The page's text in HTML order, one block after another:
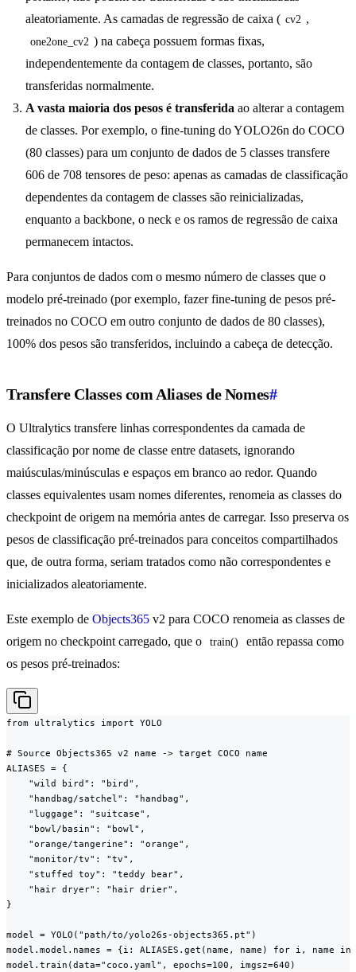
aleatoriamente. As camadas de regressão de caixa ( cv2 ,
one2one_cv2 ) na cabeça possuem formas fixas,
independentemente da contagem de classes, portanto, são
transferidas normalmente.
A vasta maioria dos pesos é transferida ao alterar a contagem
de classes. Por exemplo, o fine-tuning do YOLO26n do COCO
(80 classes) para um conjunto de dados de 5 classes transfere
606 de 708 tensores de peso: apenas as camadas de classificação
dependentes da contagem de classes são reinicializadas,
enquanto a backbone, o neck e os ramos de regressão de caixa
permanecem intactos.
Para conjuntos de dados com o mesmo número de classes que o
modelo pré-treinado (por exemplo, fazer fine-tuning de pesos pré-
treinados no COCO em outro conjunto de dados de 80 classes),
100% dos pesos são transferidos, incluindo a cabeça de detecção.
Transfere Classes com Aliases de Nomes#
O Ultralytics transfere linhas correspondentes da camada de
classificação por nome de classe entre datasets, ignorando
maiúsculas/minúsculas e espaços em branco ao redor. Quando
classes equivalentes usam nomes diferentes, renomeia as classes do
checkpoint de origem na memória antes de carregar. Isso preserva os
pesos de classificação pré-treinados para conceitos compartilhados
que, de outra forma, seriam tratados como não correspondentes e
inicializados aleatoriamente.
Este exemplo de Objects365 v2 para COCO renomeia as classes de
origem no checkpoint carregado, que o
train()
então repassa como
os pesos pré-treinados:
from ultralytics import YOLO
# Source Objects365 v2 name -> target COCO name
ALIASES = {
    "wild bird": "bird",
    "handbag/satchel": "handbag",
    "luggage": "suitcase",
    "bowl/basin": "bowl",
    "orange/tangerine": "orange",
    "monitor/tv": "tv",
    "stuffed toy": "teddy bear",
    "hair dryer": "hair drier",
}
model = YOLO("path/to/yolo26s-objects365.pt")
model.model.names = {i: ALIASES.get(name, name) for i, name in
model.train(data="coco.yaml", epochs=100, imgsz=640)